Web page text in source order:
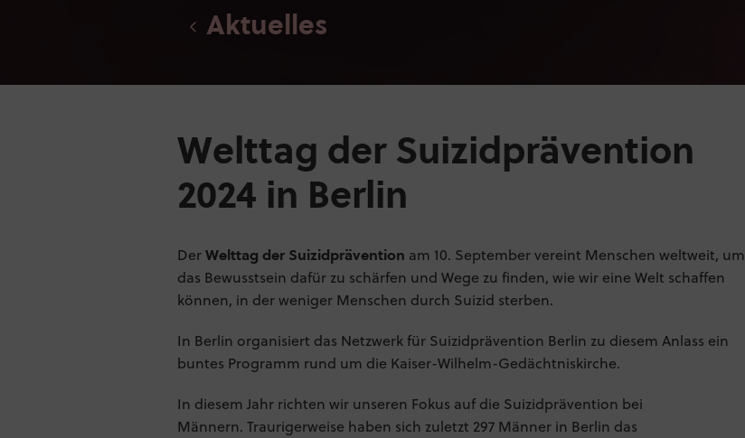
Aktuelles
Welttag der Suizidprävention
2024 in Berlin
Der Welttag der Suizidprävention am 10. September vereint Menschen weltweit, um
das Bewusstsein dafür zu schärfen und Wege zu finden, wie wir eine Welt schaffen
können, in der weniger Menschen durch Suizid sterben.
In Berlin organisiert das Netzwerk für Suizidprävention Berlin zu diesem Anlass ein
buntes Programm rund um die Kaiser-Wilhelm-Gedächtniskirche.
In diesem Jahr richten wir unseren Fokus auf die Suizidprävention bei
Männern. Traurigerweise haben sich zuletzt 297 Männer in Berlin das